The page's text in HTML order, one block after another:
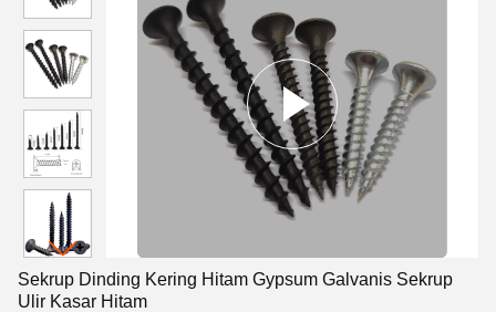
Sekrup Dinding Kering Hitam Gypsum Galvanis Sekrup
Ulir Kasar Hitam